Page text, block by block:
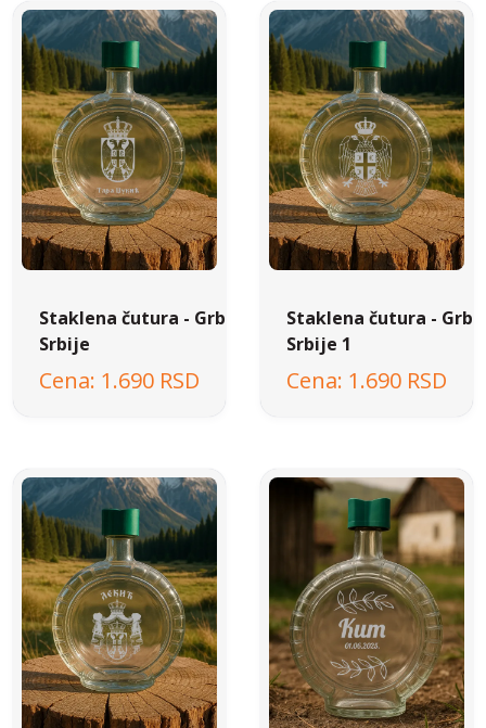
Staklena čutura - Grb
Srbije
1.690 RSD
Staklena čutura - Grb
Srbije 1
1.690 RSD